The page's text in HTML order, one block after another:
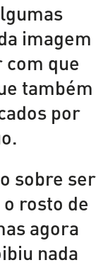
imagem
com que
também
por
sobre ser
rosto de
agora
nada